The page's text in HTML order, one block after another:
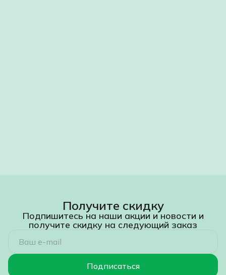
Получите скидку
Подпишитесь на наши акции и новости и
получите скидку на следующий заказ
Подписаться